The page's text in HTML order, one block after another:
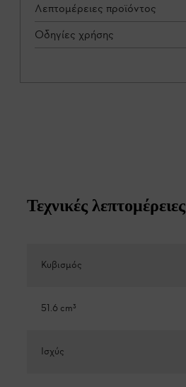
Λεπτομέρειες προϊόντος
Οδηγίες χρήσης
Τεχνικές λεπτομέρειες
Κυβισμός
51.6 cm³
Ισχύς